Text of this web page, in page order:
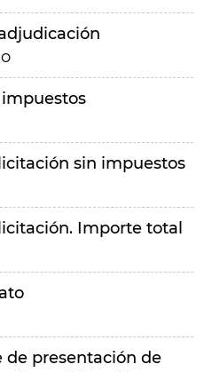
sin impuestos
Importe total
de presentación de